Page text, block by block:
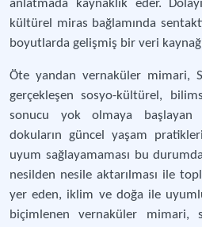
anlatmada kaynaklık eder.
kültürel miras bağlamında
boyutlarda gelişmiş bir veri
Öte yandan vernaküler mimari,
gerçekleşen sosyo-kültürel,
sonucu yok olmaya başlayan
dokuların güncel yaşam
uyum sağlayamaması bu
nesilden nesile aktarılması ile
yer eden, iklim ve doğa ile
biçimlenen vernaküler mimari,